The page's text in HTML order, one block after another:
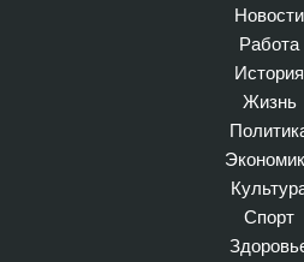
Новости
Работа
История
Жизнь
Спорт